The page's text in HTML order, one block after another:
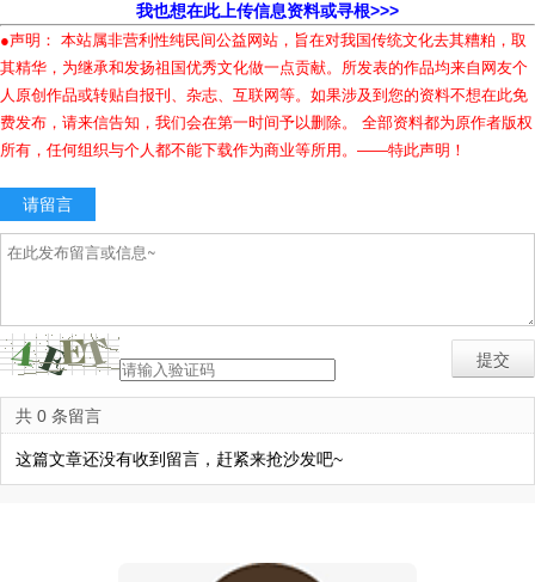
我也想在此上传信息资料或寻根>>>
●声明： 本站属非营利性纯民间公益网站，旨在对我国传统文化去其糟粕，取
其精华，为继承和发扬祖国优秀文化做一点贡献。所发表的作品均来自网友个
人原创作品或转贴自报刊、杂志、互联网等。如果涉及到您的资料不想在此免
费发布，请来信告知，我们会在第一时间予以删除。 全部资料都为原作者版权
所有，任何组织与个人都不能下载作为商业等所用。——特此声明！
请留言
共 0 条留言
这篇文章还没有收到留言，赶紧来抢沙发吧~